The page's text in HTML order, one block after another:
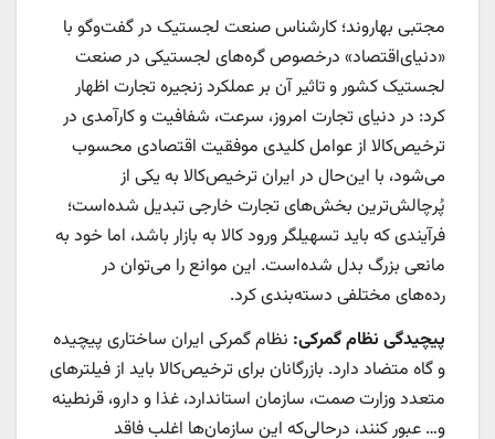
مجتبی بهاروند؛ کارشناس صنعت لجستیک در گفت‌وگو با
«دنیای‌اقتصاد» درخصوص گره‌های لجستیکی در صنعت
لجستیک کشور و تاثیر آن بر عملکرد زنجیره تجارت اظهار
کرد: در دنیای تجارت امروز، سرعت، شفافیت و کارآمدی در
ترخیص‌کالا از عوامل کلیدی موفقیت اقتصادی محسوب
می‌شود، با این‌حال در ایران ترخیص‌کالا به یکی از
پُرچالش‌‌‌‌‌ترین بخش‌های تجارت خارجی تبدیل شده‌است؛
فرآیندی که باید تسهیلگر ورود کالا به بازار باشد، اما خود به
مانعی بزرگ بدل شده‌است. این موانع را می‌توان در
رده‌‌‌‌‌های مختلفی دسته‌بندی کرد.
پیچیدگی نظام گمرکی: نظام گمرکی ایران ساختاری پیچیده
و گاه متضاد دارد. بازرگانان برای ترخیص‌کالا باید از فیلترهای
متعدد وزارت صمت، سازمان استاندارد، غذا و دارو، قرنطینه
و… عبور کنند، درحالی‌که این سازمان‌ها اغلب فاقد